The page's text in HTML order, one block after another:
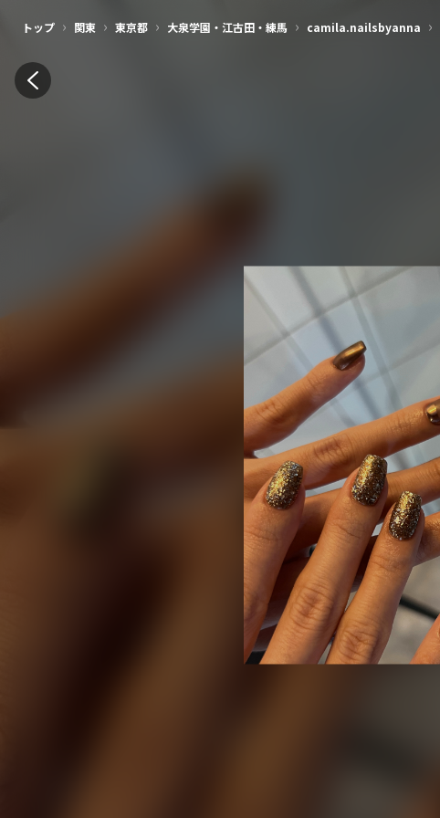
トップ › 関東 › 東京都 › 大泉学園・江古田・練馬 › camila.nailsbyanna ›